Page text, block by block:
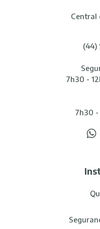
Central
(44)
7h30 -
7h30 -